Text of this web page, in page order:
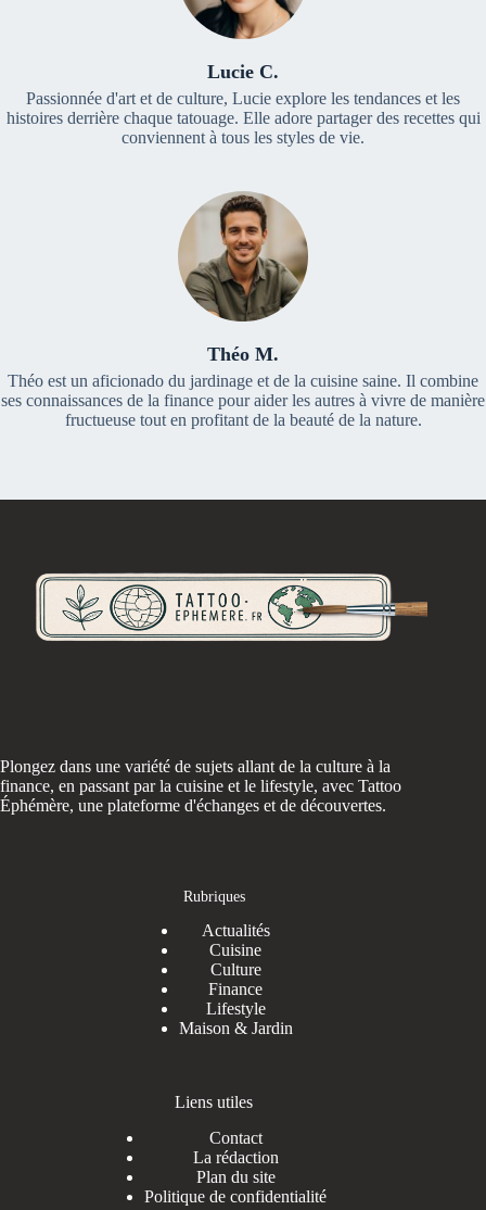
Lucie C.
Passionnée d'art et de culture, Lucie explore les tendances et les
histoires derrière chaque tatouage. Elle adore partager des recettes qui
conviennent à tous les styles de vie.
Théo M.
Théo est un aficionado du jardinage et de la cuisine saine. Il combine
ses connaissances de la finance pour aider les autres à vivre de manière
fructueuse tout en profitant de la beauté de la nature.
Plongez dans une variété de sujets allant de la culture à la
finance, en passant par la cuisine et le lifestyle, avec Tattoo
Éphémère, une plateforme d'échanges et de découvertes.
Rubriques
Actualités
Cuisine
Culture
Finance
Lifestyle
Maison & Jardin
Liens utiles
Contact
La rédaction
Plan du site
Politique de confidentialité